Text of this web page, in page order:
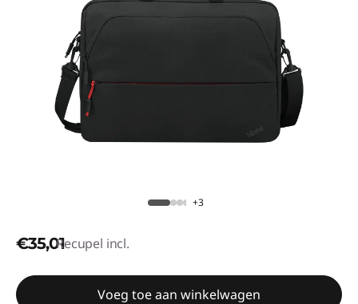
+3
€35,01Recupel incl.
Voeg toe aan winkelwagen